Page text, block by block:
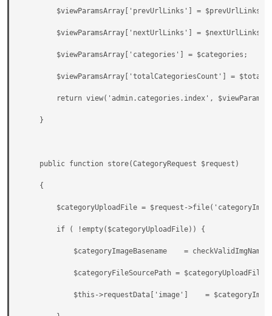
        $viewParamsArray['prevUrlLinks'] = $prevUrlLinks;
        $viewParamsArray['nextUrlLinks'] = $nextUrlLinks;
        $viewParamsArray['categories'] = $categories;
$viewParamsArray['totalCategoriesCount'] =
return view('admin.categories.index',
    }
    public function store(CategoryRequest $request)
    {
$categoryUploadFile = $request-
        if ( !empty($categoryUploadFile)) {
$categoryImageBasename    =
$categoryFileSourcePath = $categoryUploadFile-
$this->requestData['image']    =